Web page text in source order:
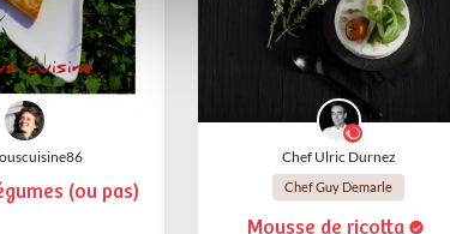
(ou pas)
Chef Ulric Durnez
Chef Guy Demarle
Mousse de ricotta